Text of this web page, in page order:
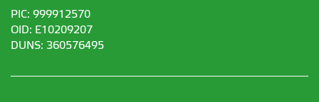
PIC: 999912570
OID: E10209207
DUNS: 360576495